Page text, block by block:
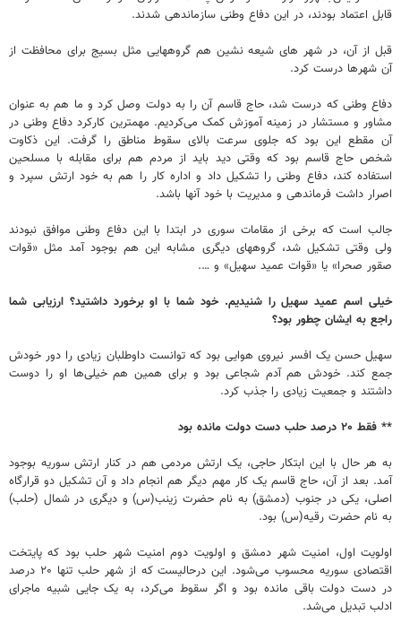
قابل اعتماد بودند، در این دفاع وطنی سازماندهی شدند.
قبل از آن، در شهر های شیعه نشین هم گروههایی مثل بسیج برای محافظت از
آن شهرها درست کرد.
دفاع وطنی که درست شد، حاج قاسم آن را به دولت وصل کرد و ما هم به عنوان
مشاور و مستشار در زمینه آموزش کمک می‌کردیم. مهمترین کارکرد دفاع وطنی در
آن مقطع این بود که جلوی سرعت بالای سقوط مناطق را گرفت. این ذکاوت
شخص حاج قاسم بود که وقتی دید باید از مردم هم برای مقابله با مسلحین
استفاده کند، دفاع وطنی را تشکیل داد و اداره کار را هم به خود ارتش سپرد و
اصرار داشت فرماندهی و مدیریت با خود آنها باشد.
جالب است که برخی از مقامات سوری‌ در ابتدا با این دفاع وطنی موافق نبودند
ولی وقتی تشکیل شد، گروههای دیگری مشابه این هم بوجود آمد مثل «قوات
صقور صحرا» یا «قوات عمید سهیل» و ….
خیلی اسم عمید سهیل را شنیدیم. خود شما با او برخورد داشتید؟ ارزیابی شما
راجع به ایشان چطور بود؟
سهیل حسن یک افسر نیروی هوایی بود که توانست داوطلبان زیادی را دور خودش
جمع کند. خودش هم آدم شجاعی بود و برای همین هم خیلی‌ها او را دوست
داشتند و جمعیت زیادی را جذب کرد.
** فقط ۲۰ درصد حلب دست دولت مانده بود
به هر حال با این ابتکار حاجی، یک ارتش مردمی هم در کنار ارتش سوریه بوجود
آمد. بعد از آن، حاج قاسم یک کار مهم دیگر هم انجام داد و آن تشکیل دو قرارگاه
اصلی، یکی در جنوب (دمشق) به نام حضرت زینب(س) و دیگری در شمال (حلب)
به نام حضرت رقیه(س) بود.
اولویت اول، امنیت شهر دمشق و اولویت دوم امنیت شهر حلب بود که پایتخت
اقتصادی سوریه محسوب می‌شود. این درحالیست که از شهر حلب تنها ۲۰ درصد
در دست دولت باقی مانده بود و اگر سقوط می‌کرد، به یک جایی شبیه ماجرای
ادلب تبدیل می‌شد.